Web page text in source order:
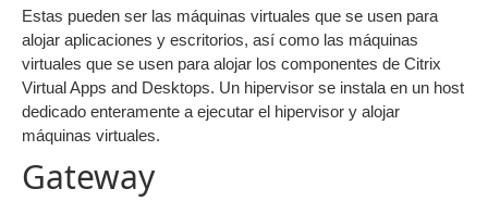
Estas pueden ser las máquinas virtuales que se usen para
alojar aplicaciones y escritorios, así como las máquinas
virtuales que se usen para alojar los componentes de Citrix
Virtual Apps and Desktops. Un hipervisor se instala en un host
dedicado enteramente a ejecutar el hipervisor y alojar
máquinas virtuales.
Gateway